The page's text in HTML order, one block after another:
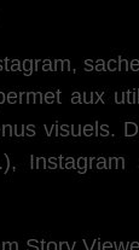
aux
visuels.